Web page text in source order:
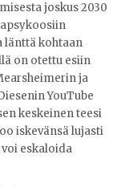
joskus 2030
länttä kohtaan
on otettu esiin
ja
YouTube
keskeinen teesi
iskevänsä lujasti
eskaloida